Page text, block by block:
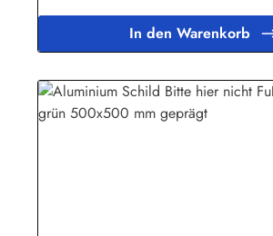
und Etikettenfabrik GmbH & Co.
1642111In den Warenkorb